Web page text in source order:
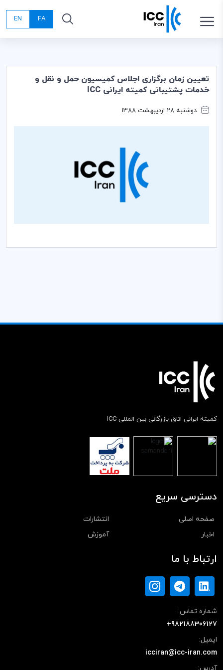
FA
EN
تعیین زمان برگزاری اجلاس کمیسیون حمل و نقل و
خدمات پشتیبانی کمیته ایرانی ICC
دوشنبه 28 اردیبهشت 1388
کمیته ایرانی اتاق بازرگانی بین المللی ICC
دسترسی سریع
صفحه اصلی
انتشارات
اخبار
آموزش
ارتباط با ما
شماره تماس:
+982188306127
ایمیل:
icciran@icc-iran.com